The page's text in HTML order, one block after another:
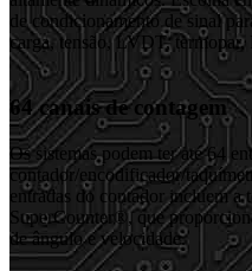
de condicionamento de sinal
carga, tensão, LVDT, termopar,
64 canais de contagem
Os sistemas podem ter até 64
contador/encodificador/
entradas do contador incluem a
SuperCounter®, que
de ângulo e velocidade.